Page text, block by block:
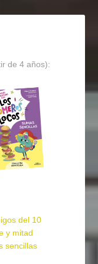
de 4 años):
del 10
y mitad
sencillas